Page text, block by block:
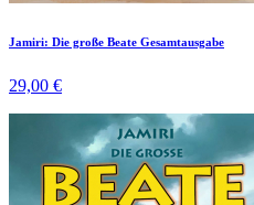
Jamiri: Die große Beate Gesamtausgabe
29,00 €